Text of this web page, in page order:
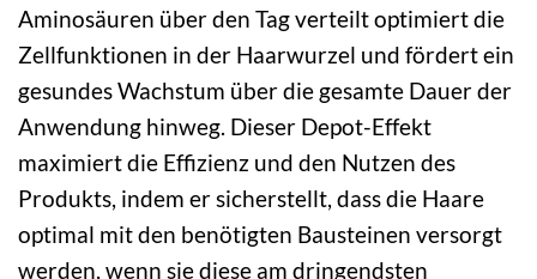
Aminosäuren über den Tag verteilt optimiert die
Zellfunktionen in der Haarwurzel und fördert ein
gesundes Wachstum über die gesamte Dauer der
Anwendung hinweg. Dieser Depot-Effekt
maximiert die Effizienz und den Nutzen des
Produkts, indem er sicherstellt, dass die Haare
optimal mit den benötigten Bausteinen versorgt
werden, wenn sie diese am dringendsten